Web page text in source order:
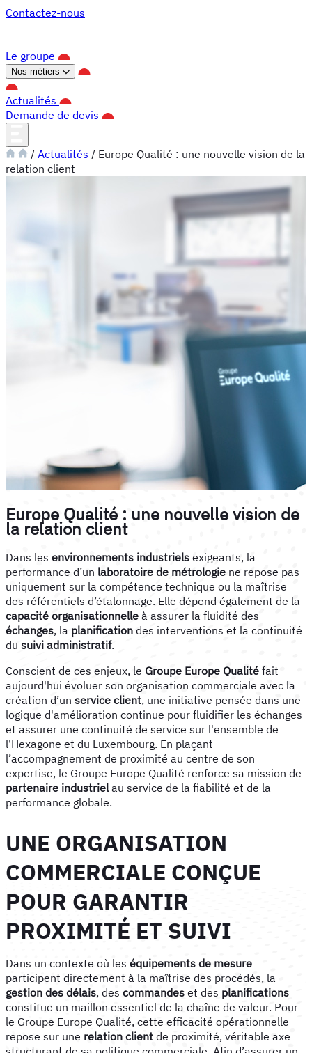
Contactez-nous
Le groupe
Nos métiers
Actualités
Demande de devis
/ Actualités / Europe Qualité : une nouvelle vision de la
relation client
Europe Qualité : une nouvelle vision de
la relation client
Dans les environnements industriels exigeants, la
performance d’un laboratoire de métrologie ne repose pas
uniquement sur la compétence technique ou la maîtrise
des référentiels d’étalonnage. Elle dépend également de la
capacité organisationnelle à assurer la fluidité des
échanges, la planification des interventions et la continuité
du suivi administratif.
Conscient de ces enjeux, le Groupe Europe Qualité fait
aujourd'hui évoluer son organisation commerciale avec la
création d’un service client, une initiative pensée dans une
logique d'amélioration continue pour fluidifier les échanges
et assurer une continuité de service sur l'ensemble de
l'Hexagone et du Luxembourg. En plaçant
l’accompagnement de proximité au centre de son
expertise, le Groupe Europe Qualité renforce sa mission de
partenaire industrielau service de la fiabilité et de la
performance globale.
UNE ORGANISATION
COMMERCIALE CONÇUE
POUR GARANTIR
PROXIMITÉ ET SUIVI
Dans un contexte où les équipements de mesure
participent directement à la maîtrise des procédés, la
gestion des délais, des commandes et des planifications
constitue un maillon essentiel de la chaîne de valeur. Pour
le Groupe Europe Qualité, cette efficacité opérationnelle
repose sur une relation client de proximité, véritable axe
Panneau de gestion des cookies